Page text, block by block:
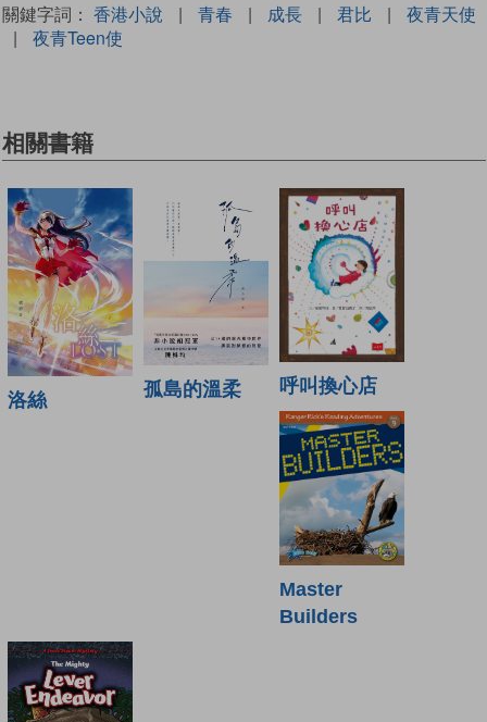
關鍵字詞： 香港小說 | 青春 | 成長 | 君比 |
夜青天使
|
夜青Teen使
相關書籍
洛絲 孤島的溫柔 呼叫換心店
Master
Builders